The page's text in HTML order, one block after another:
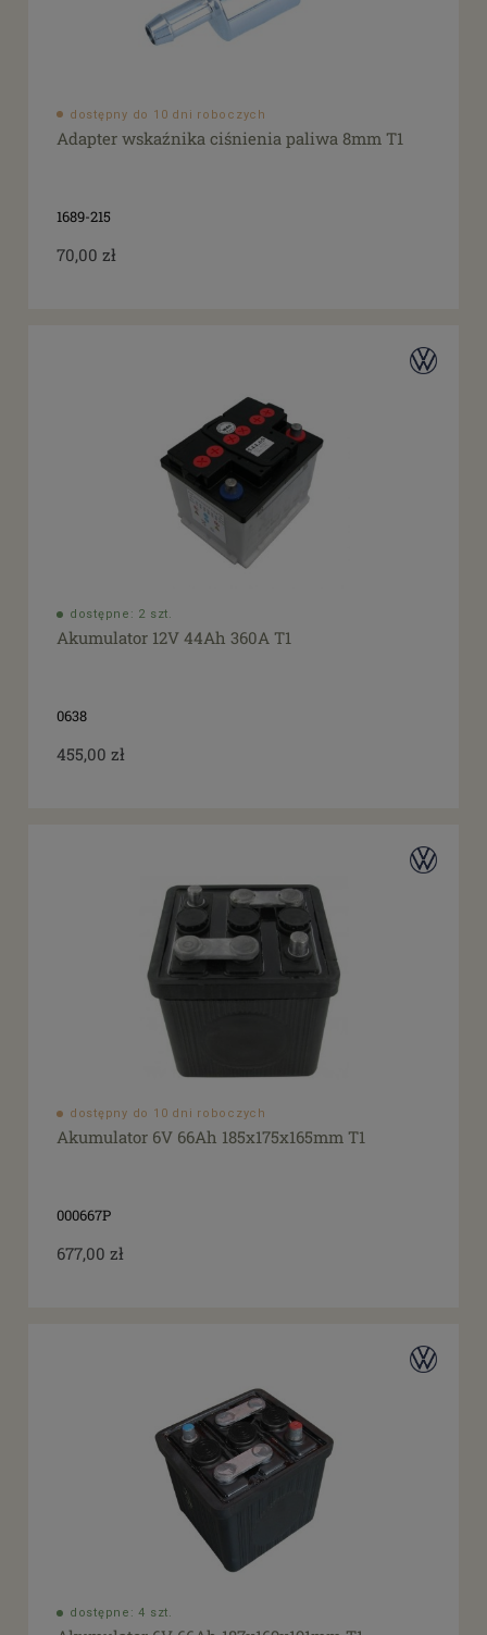
dostępny do 10 dni roboczych
Adapter wskaźnika ciśnienia paliwa 8mm T1
1689-215
70,00 zł
dostępne: 2 szt.
Akumulator 12V 44Ah 360A T1
0638
455,00 zł
dostępny do 10 dni roboczych
Akumulator 6V 66Ah 185x175x165mm T1
000667P
677,00 zł
dostępne: 4 szt.